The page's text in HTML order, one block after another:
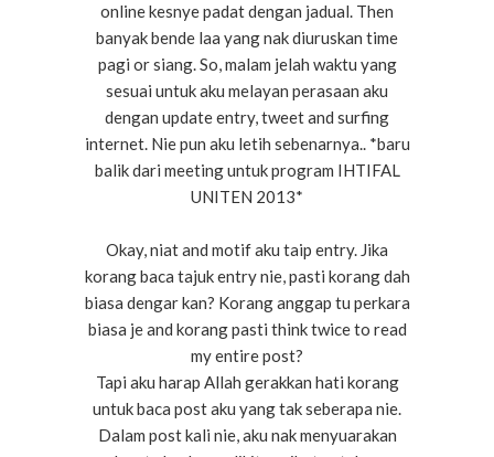
online kesnye padat dengan jadual. Then
banyak bende laa yang nak diuruskan time
pagi or siang. So, malam jelah waktu yang
sesuai untuk aku melayan perasaan aku
dengan update entry, tweet and surfing
internet. Nie pun aku letih sebenarnya.. *baru
balik dari meeting untuk program IHTIFAL
UNITEN 2013*
Okay, niat and motif aku taip entry. Jika
korang baca tajuk entry nie, pasti korang dah
biasa dengar kan? Korang anggap tu perkara
biasa je and korang pasti think twice to read
my entire post?
Tapi aku harap Allah gerakkan hati korang
untuk baca post aku yang tak seberapa nie.
Dalam post kali nie, aku nak menyuarakan